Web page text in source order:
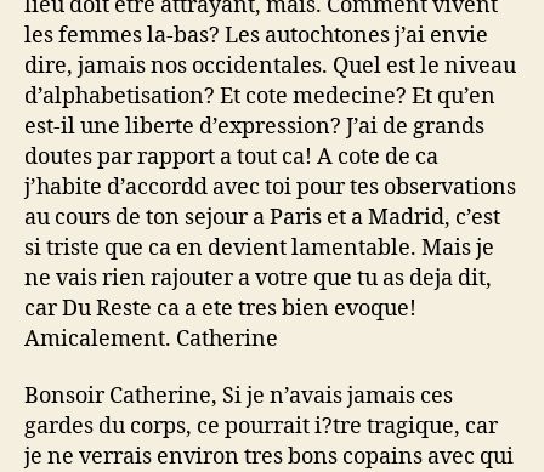
les femmes la-bas? Les autochtones j’ai envie
dire, jamais nos occidentales. Quel est le niveau
d’alphabetisation? Et cote medecine? Et qu’en
est-il une liberte d’expression? J’ai de grands
doutes par rapport a tout ca! A cote de ca
j’habite d’accordd avec toi pour tes observations
au cours de ton sejour a Paris et a Madrid, c’est
si triste que ca en devient lamentable. Mais je
ne vais rien rajouter a votre que tu as deja dit,
car Du Reste ca a ete tres bien evoque!
Amicalement. Catherine
Bonsoir Catherine, Si je n’avais jamais ces
gardes du corps, ce pourrait i?tre tragique, car
je ne verrais environ tres bons copains avec qui